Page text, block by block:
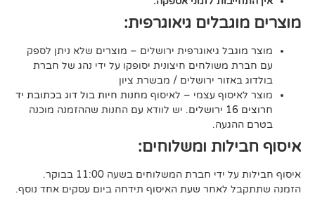
גיאוגרפית:
גיאוגרפית ירושלים – מוצרים שלא ניתן לספק
חיצונית יסופקו על ידי נהג של חברת
ירושלים / מבשרת ציון
עצמי – לאיסוףמחנות חיות בול דוג בכתובת יד
. יש לוודא עם החנות שההזמנה מוכנה
ומשלוחים:
חברת המשלוחים בשעה 11:00 בבוקר.
לאחר שעת האיסוף תידחה ביום עסקים אחד נוסף.